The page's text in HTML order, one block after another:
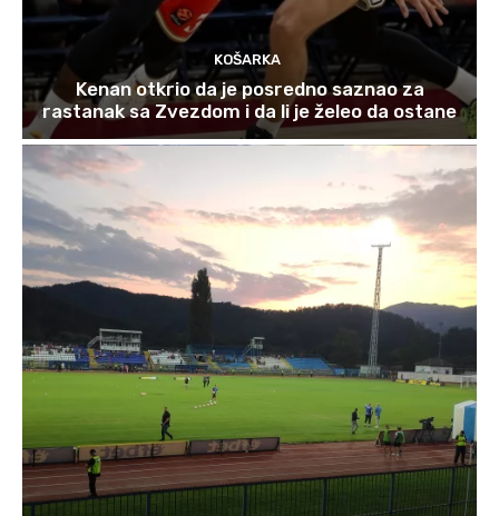
KOŠARKA
Kenan otkrio da je posredno saznao za
rastanak sa Zvezdom i da li je želeo da ostane